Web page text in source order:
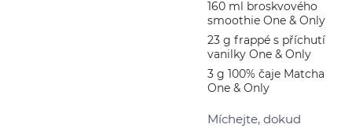
160 ml broskvového
smoothie One & Only
23 g frappé s příchutí
vanilky One & Only
3 g 100% čaje Matcha
One & Only
Míchejte, dokud